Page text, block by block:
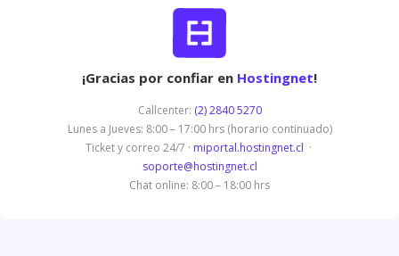
¡Gracias por confiar en Hostingnet!
Callcenter: (2) 2840 5270
Lunes a Jueves: 8:00 – 17:00 hrs (horario continuado)
Ticket y correo 24/7 · miportal.hostingnet.cl ·
soporte@hostingnet.cl
Chat online: 8:00 – 18:00 hrs